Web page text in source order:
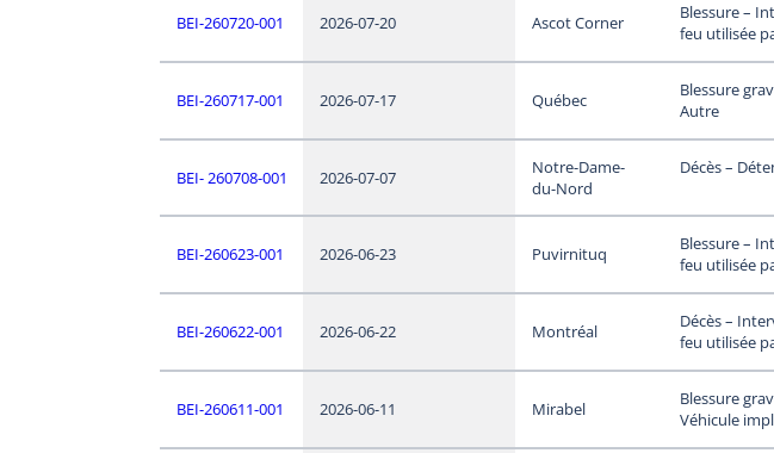
BEI-260720-001 2026-07-20 Ascot Corner
Blessure –
feu utilisée
BEI-260717-001 2026-07-17 Québec
Blessure
Autre
BEI- 260708-001 2026-07-07
Notre-Dame-
du-Nord
Décès –
BEI-260623-001 2026-06-23 Puvirnituq
Blessure –
feu utilisée
BEI-260622-001 2026-06-22 Montréal
Décès –
feu utilisée
BEI-260611-001 2026-06-11 Mirabel
Blessure
Véhicule